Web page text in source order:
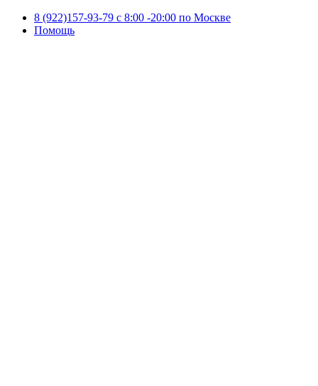
8 (922)157-93-79 c 8:00 -20:00 по Москве
Помощь